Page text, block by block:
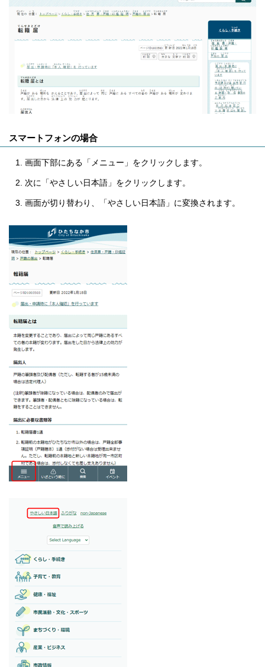
スマートフォンの場合
画面下部にある「メニュー」をクリックします。
次に「やさしい日本語」をクリックします。
画面が切り替わり、「やさしい日本語」に変換されます。